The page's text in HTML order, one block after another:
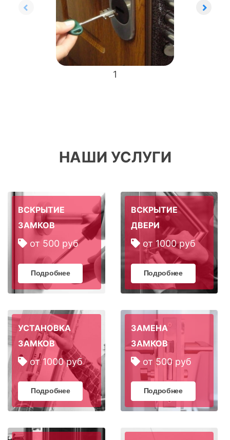
1
НАШИ УСЛУГИ
ВСКРЫТИЕ
ЗАМКОВ
от 500 руб
Подробнее
ВСКРЫТИЕ
ДВЕРИ
от 1000 руб
Подробнее
УСТАНОВКА
ЗАМКОВ
от 1000 руб
Подробнее
ЗАМЕНА
ЗАМКОВ
от 500 руб
Подробнее